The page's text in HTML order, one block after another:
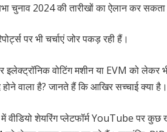
चुनाव 2024 की तारीखों का ऐलान कर
पर भी चर्चाएं जोर पकड़ रही हैं।
इलेक्ट्रॉनिक वोटिंग मशीन या EVM को लेकर
वाला है? जानते हैं कि आखिर सच्चाई क्या है।
वीडियो शेयरिंग प्लेटफॉर्म YouTube पर